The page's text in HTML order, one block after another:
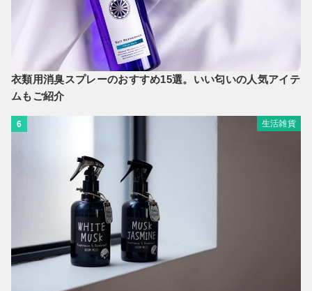
衣類用消臭スプレーのおすすめ15選。いい匂いの人気アイテ
ムもご紹介
6 生活雑貨